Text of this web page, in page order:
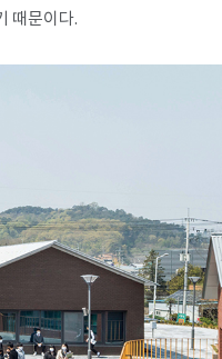
때문이다.